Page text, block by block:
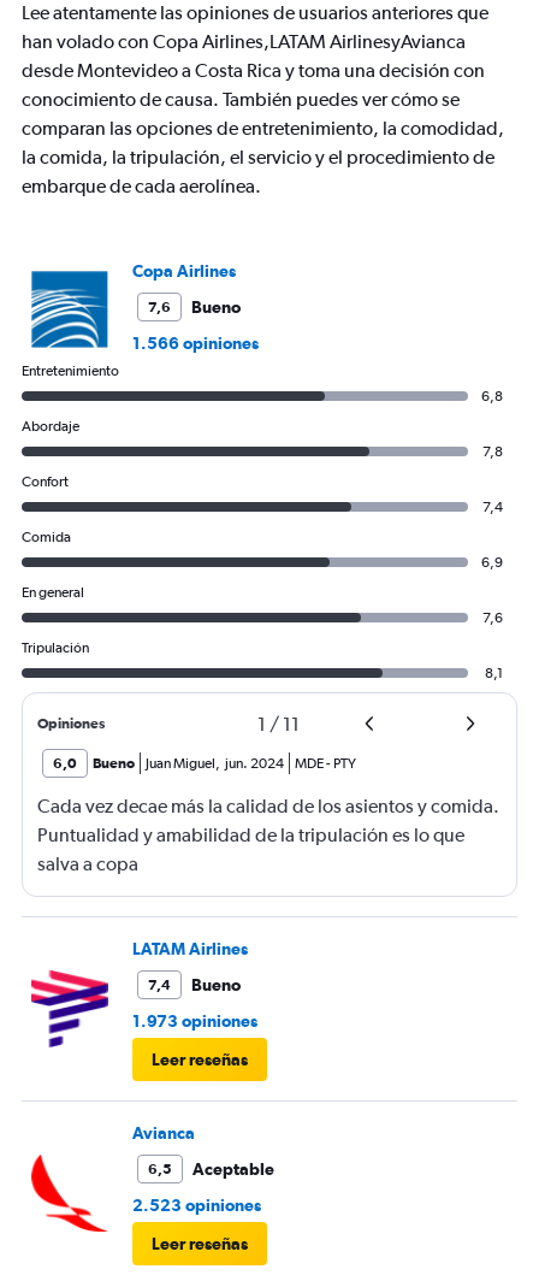
chart
1
Y
axis
displaying
values.
Range:
0
Lee atentamente las opiniones de usuarios anteriores que
han volado con Copa Airlines,LATAM AirlinesyAvianca
desde Montevideo a Costa Rica y toma una decisión con
conocimiento de causa. También puedes ver cómo se
comparan las opciones de entretenimiento, la comodidad,
la comida, la tripulación, el servicio y el procedimiento de
embarque de cada aerolínea.
Copa Airlines
7,6
Bueno
1.566 opiniones
Entretenimiento
6,8
Abordaje
7,8
Confort
7,4
Comida
6,9
En general
7,6
Tripulación
8,1
Opiniones 1 / 11
6,0 Bueno Juan Miguel, jun. 2024 MDE- PTY
Cada vez decae más la calidad de los asientos y comida.
Puntualidad y amabilidad de la tripulación es lo que
salva a copa
LATAM Airlines
7,4
Bueno
1.973 opiniones
Leer reseñas
Avianca
6,5
Aceptable
2.523 opiniones
Leer reseñas